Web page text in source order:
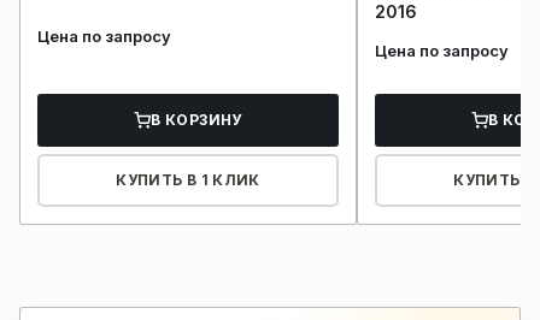
Цена по запросу
В КОРЗИНУ
КУПИТЬ В 1 КЛИК
2016
Цена по запросу
В
КУПИТЬ В